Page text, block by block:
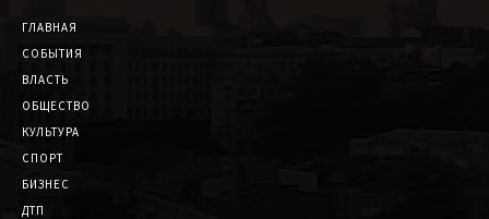
ГЛАВНАЯ
СОБЫТИЯ
ВЛАСТЬ
ОБЩЕСТВО
КУЛЬТУРА
СПОРТ
БИЗНЕС
ДТП